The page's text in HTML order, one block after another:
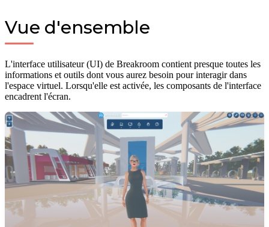
Vue d'ensemble
L'interface utilisateur (UI) de Breakroom contient presque toutes les
informations et outils dont vous aurez besoin pour interagir dans
l'espace virtuel. Lorsqu'elle est activée, les composants de l'interface
encadrent l'écran.